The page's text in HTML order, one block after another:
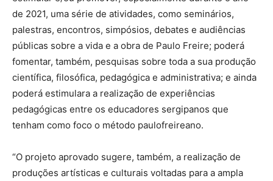
de 2021, uma série de atividades, como seminários,
palestras, encontros, simpósios, debates e audiências
públicas sobre a vida e a obra de Paulo Freire; poderá
fomentar, também, pesquisas sobre toda a sua produção
científica, filosófica, pedagógica e administrativa; e ainda
poderá estimulara a realização de experiências
pedagógicas entre os educadores sergipanos que
tenham como foco o método paulofreireano.
“O projeto aprovado sugere, também, a realização de
produções artísticas e culturais voltadas para a ampla